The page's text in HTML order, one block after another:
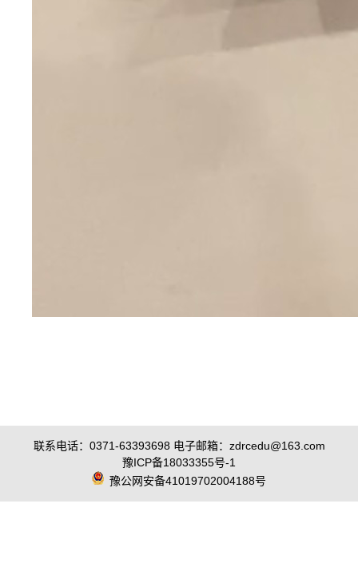
联系电话：0371-63393698 电子邮箱：zdrcedu@163.com
豫ICP备18033355号-1
豫公网安备41019702004188号